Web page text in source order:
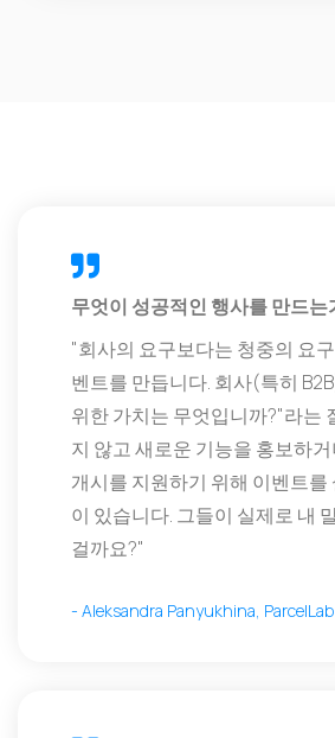
무엇이 성공적인 행사를 만드는
"회사의 요구보다는 청중의 요
벤트를 만듭니다. 회사(특히
위한 가치는 무엇입니까?"라는
지 않고 새로운 기능을 홍보하
개시를 지원하기 위해 이벤트를
이 있습니다. 그들이 실제로 내
걸까요?"
- Aleksandra Panyukhina, ParcelLab